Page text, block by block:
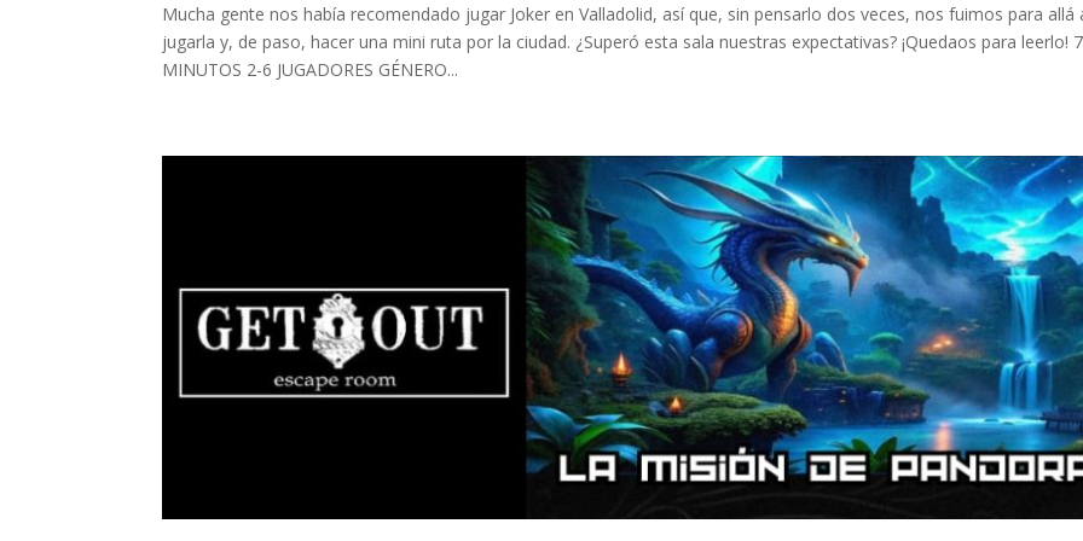
Mucha gente nos había recomendado jugar Joker en Valladolid, así que, sin pensarlo dos veces, nos fuimos para allá
jugarla y, de paso, hacer una mini ruta por la ciudad. ¿Superó esta sala nuestras expectativas? ¡Quedaos para leerlo!
MINUTOS 2-6 JUGADORES GÉNERO...